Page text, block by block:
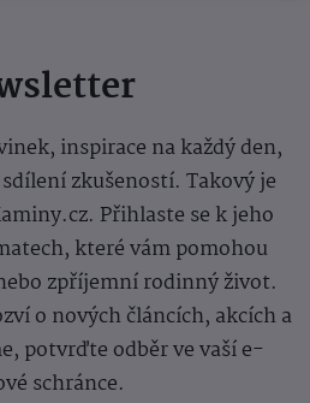
inspirace na každý den,
zkušeností. Takový je
Přihlaste se k jeho
které vám pomohou
zpříjemní rodinný život.
o nových článcích, akcích a
potvrďte odběr ve vaší e-
schránce.